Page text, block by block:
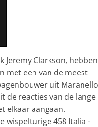
Clarkson, hebben
met een van de meest
uit Maranello
de reacties van de lange
elkaar aangaan.
wispelturige 458 Italia -